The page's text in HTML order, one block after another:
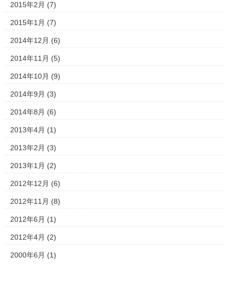
2015年2月 (7)
2015年1月 (7)
2014年12月 (6)
2014年11月 (5)
2014年10月 (9)
2014年9月 (3)
2014年8月 (6)
2013年4月 (1)
2013年2月 (3)
2013年1月 (2)
2012年12月 (6)
2012年11月 (8)
2012年6月 (1)
2012年4月 (2)
2000年6月 (1)